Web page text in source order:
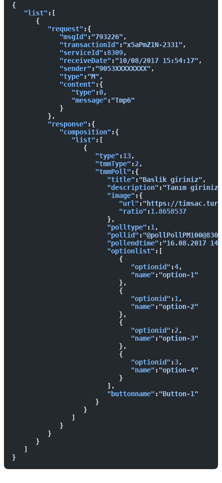
{
   "list"
:[
      {
         "request"
:{
            "msgId"
:"793226" ,
            "transactionId"
:"x5aPmZ1N-2331" ,
            "serviceId"
:8309,
            "receiveDate"
:"10/08/2017 15:54:17" ,
            "sender"
:"9053XXXXXXXX" ,
            "type"
:"M" ,
            "content"
:{
               "type"
:0,
               "message"
:"Tmp6"
            }
         },
         "response"
:{
            "composition"
:{
               "list"
:[
                  {
                     "type"
:13,
                     "tmmType"
:2,
                     "tmmPoll"
:{
                        "title"
:"Baslik giriniz" ,
                        "description"
:"Tanım giriniz"
                        "image"
:{
                           "url"
:"https://
                           "ratio"
:1.8658537
                        },
                        "polltype"
:1 ,
                        "pollid"
:
                        "pollendtime"
:"16.08.2017
                        "optionlist"
:[
                           {
                              "optionid"
:4,
                              "name"
:"option-1"
                           },
                           {
                              "optionid"
:1 ,
                              "name"
:"option-2"
                           },
                           {
                              "optionid"
:2,
                              "name"
:"option-3"
                           },
                           {
                              "optionid"
:3,
                              "name"
:"option-4"
                           }
                        ],
                        "buttonname"
:"Button-1"
                     }
                  }
               ]
            }
         }
      }
   ]
}